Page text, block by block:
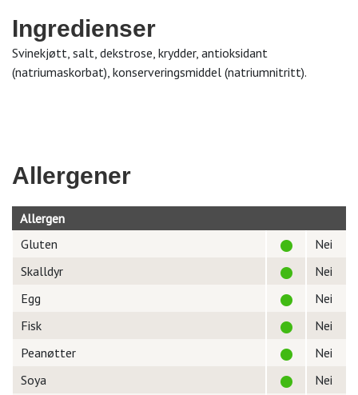
Ingredienser
Svinekjøtt, salt, dekstrose, krydder, antioksidant
(natriumaskorbat), konserveringsmiddel (natriumnitritt).
Allergener
Allergen
Gluten
Nei
Skalldyr
Nei
Egg
Nei
Fisk
Nei
Peanøtter
Nei
Soya
Nei